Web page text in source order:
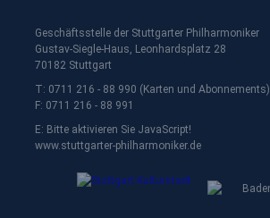
Geschäftsstelle der Stuttgarter Philharmoniker
Gustav-Siegle-Haus, Leonhardsplatz 28
70182 Stuttgart
T: 0711 216 - 88 990 (Karten und Abonnements)
F: 0711 216 - 88 991
E: Bitte aktivieren Sie JavaScript!
www.stuttgarter-philharmoniker.de